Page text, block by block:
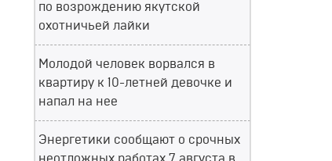
по возрождению якутской
охотничьей лайки
Молодой человек ворвался в
квартиру к 10-летней девочке и
напал на нее
Энергетики сообщают о срочных